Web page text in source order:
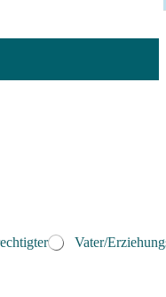
Vater/